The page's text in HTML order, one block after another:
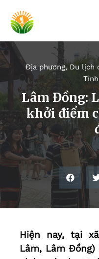
Địa phương, Du lịch
Lâm Đồng:
khởi điểm
Hiện nay, tại
Lâm, Lâm